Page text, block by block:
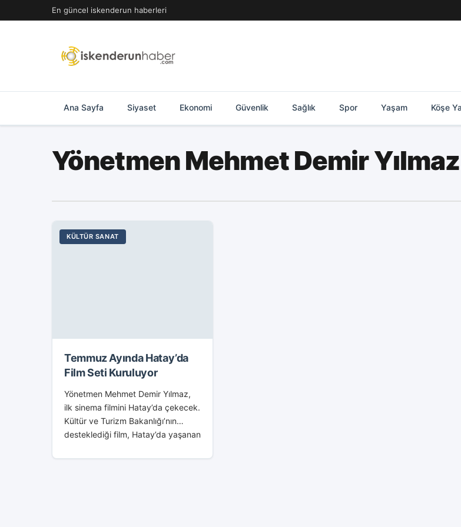
geç
En güncel iskenderun haberleri
Ana Sayfa Siyaset Ekonomi Güvenlik Sağlık Spor Yaşam Köşe
Yönetmen Mehmet Demir
KÜLTÜR SANAT
Temmuz Ayında Hatay’da
Film Seti Kuruluyor
Yönetmen Mehmet Demir Yılmaz,
ilk sinema filmini Hatay’da çekecek.
Kültür ve Turizm Bakanlığı’nın
desteklediği film, Hatay’da yaşanan
anlatacak. “ İKİ İYİ ÇOCUK”